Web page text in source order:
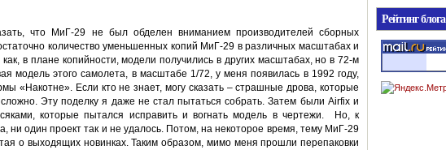
что МиГ-29 не был обделен вниманием производителей сборных
количество уменьшенных копий МиГ-29 в различных масштабах и
в плане копийности, модели получились в других масштабах, но в 72-м
модель этого самолета, в масштабе 1/72, у меня появилась в 1992 году,
«Накотне». Если кто не знает, могу сказать – страшные дрова, которые
Эту поделку я даже не стал пытаться собрать. Затем были Airfix и
которые пытался исправить и вогнать модель в чертежи. Но, к
ни один проект так и не удалось. Потом, на некоторое время, тему МиГ-29
о выходящих новинках. Таким образом, мимо меня прошли перепаковки
Рейтинг блога